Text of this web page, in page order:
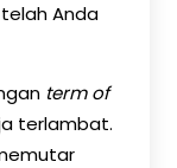
Anda
term of
terlambat.